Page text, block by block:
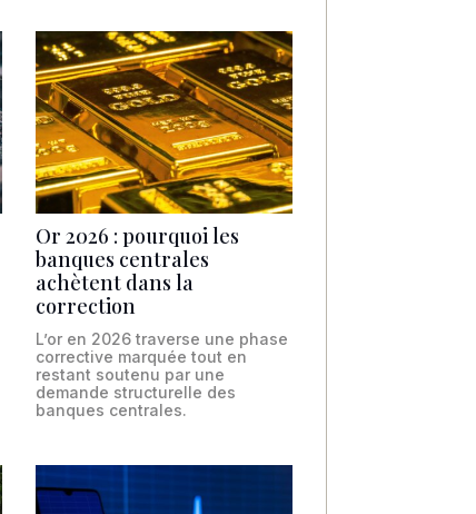
Or 2026 : pourquoi les
banques centrales
achètent dans la
correction
L’or en 2026 traverse une phase
corrective marquée tout en
restant soutenu par une
demande structurelle des
banques centrales.